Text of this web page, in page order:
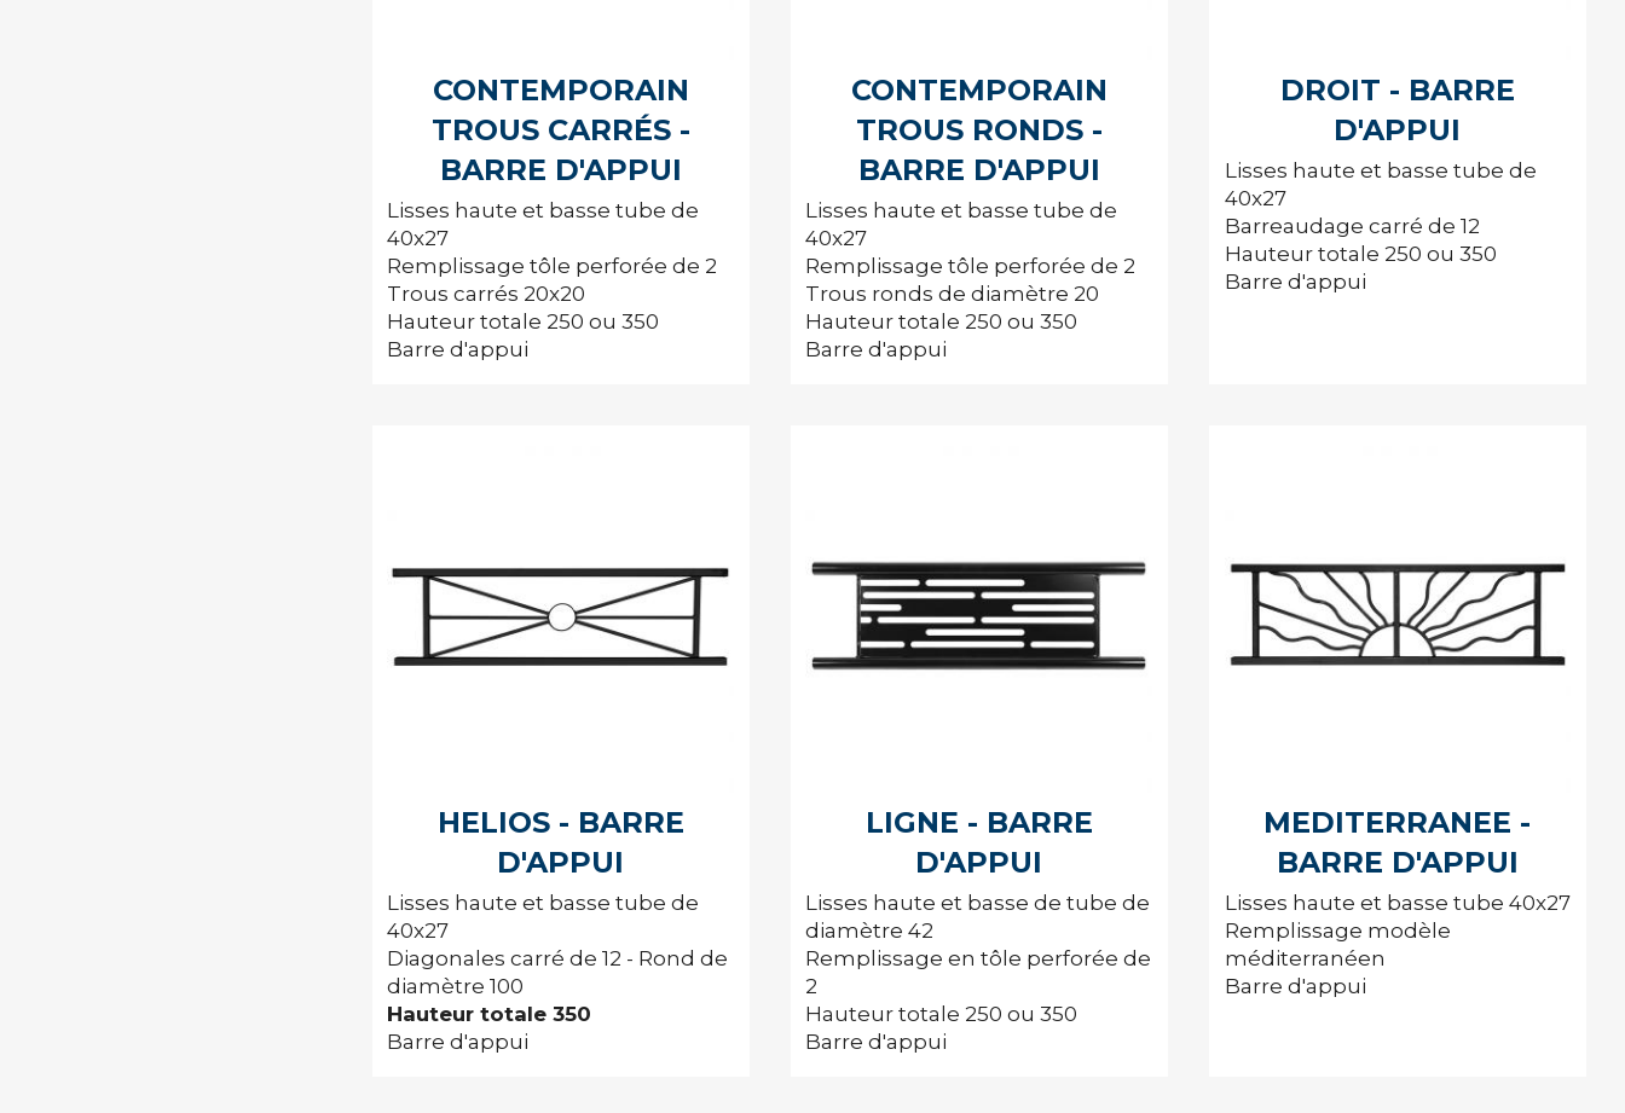
CONTEMPORAIN
TROUS CARRÉS -
BARRE D'APPUI
Lisses haute et basse tube de
40x27
Remplissage tôle perforée de 2
Trous carrés 20x20
Hauteur totale 250 ou 350
Barre d'appui
CONTEMPORAIN
TROUS RONDS -
BARRE D'APPUI
Lisses haute et basse tube de
40x27
Remplissage tôle perforée de 2
Trous ronds de diamètre 20
Hauteur totale 250 ou 350
Barre d'appui
DROIT - BARRE
D'APPUI
Lisses haute et basse tube de
40x27
Barreaudage carré de 12
Hauteur totale 250 ou 350
Barre d'appui
HELIOS - BARRE
D'APPUI
Lisses haute et basse tube de
40x27
Diagonales carré de 12 - Rond de
diamètre 100
Hauteur totale 350
Barre d'appui
LIGNE - BARRE
D'APPUI
Lisses haute et basse de tube de
diamètre 42
Remplissage en tôle perforée de
2
Hauteur totale 250 ou 350
Barre d'appui
MEDITERRANEE -
BARRE D'APPUI
Lisses haute et basse tube 40x27
Remplissage modèle
méditerranéen
Barre d'appui